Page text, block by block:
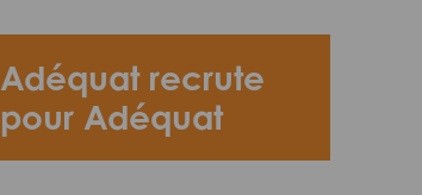
Adéquat recrute
pour Adéquat